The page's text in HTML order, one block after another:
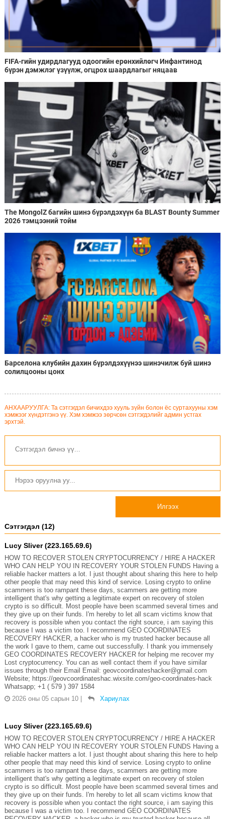
FIFA-гийн удирдлагууд одоогийн ерөнхийлөгч Инфантинод
бүрэн дэмжлэг үзүүлж, огцрох шаардлагыг няцаав
The MongolZ багийн шинэ бүрэлдэхүүн ба BLAST Bounty Summer
2026 тэмцээний тойм
Барселона клубийн дахин бүрэлдэхүүнээ шинэчилж буй шинэ
солилцооны цонх
АНХААРУУЛГА: Та сэтгэгдэл бичихдээ хууль зүйн болон ёс суртахууны хэм
хэмжээг хүндэтгэнэ үү. Хэм хэмжээ зөрчсөн сэтгэгдэлийг админ устгах
эрхтэй.
Илгээх
Сэтгэгдэл (12)
Lucy Sliver (223.165.69.6)
HOW TO RECOVER STOLEN CRYPTOCURRENCY / HIRE A HACKER
WHO CAN HELP YOU IN RECOVERY YOUR STOLEN FUNDS Having a
reliable hacker matters a lot. I just thought about sharing this here to help
other people that may need this kind of service. Losing crypto to online
scammers is too rampant these days, scammers are getting more
intelligent that's why getting a legitimate expert on recovery of stolen
crypto is so difficult. Most people have been scammed several times and
they give up on their funds. I'm hereby to let all scam victims know that
recovery is possible when you contact the right source, i am saying this
because I was a victim too. I recommend GEO COORDINATES
RECOVERY HACKER, a hacker who is my trusted hacker because all
the work I gave to them, came out successfully. I thank you immensely
GEO COORDINATES RECOVERY HACKER for helping me recover my
Lost cryptocurrency. You can as well contact them if you have similar
issues through their Email Email: geovcoordinateshacker@gmail.com
Website; https://geovcoordinateshac.wixsite.com/geo-coordinates-hack
Whatsapp; +1 ( 579 ) 397 1584
2026 оны 05 сарын 10
Хариулах
Lucy Sliver (223.165.69.6)
HOW TO RECOVER STOLEN CRYPTOCURRENCY / HIRE A HACKER
WHO CAN HELP YOU IN RECOVERY YOUR STOLEN FUNDS Having a
reliable hacker matters a lot. I just thought about sharing this here to help
other people that may need this kind of service. Losing crypto to online
scammers is too rampant these days, scammers are getting more
intelligent that's why getting a legitimate expert on recovery of stolen
crypto is so difficult. Most people have been scammed several times and
they give up on their funds. I'm hereby to let all scam victims know that
recovery is possible when you contact the right source, i am saying this
because I was a victim too. I recommend GEO COORDINATES